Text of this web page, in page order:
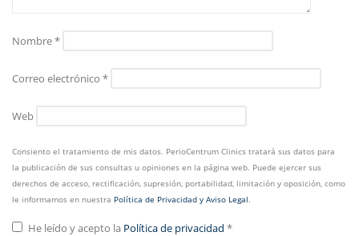
Nombre*
Correo electrónico *
Web
Consiento el tratamiento de mis datos. PerioCentrum Clinics tratará sus datos para
la publicación de sus consultas u opiniones en la página web. Puede ejercer sus
derechos de acceso, rectificación, supresión, portabilidad, limitación y oposición, como
le informamos en nuestra Política de Privacidad y Aviso Legal.
He leído y acepto la Política de privacidad *